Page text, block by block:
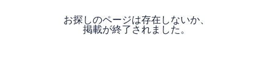
お探しのページは存在しないか、
掲載が終了されました。